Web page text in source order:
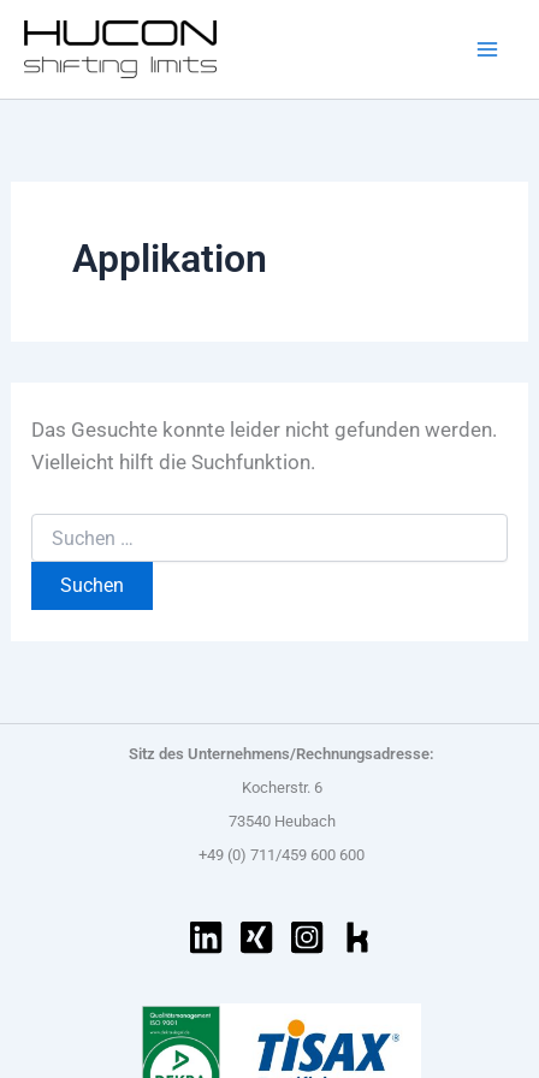
Zum
Inhalt
springen
Applikation
Das Gesuchte konnte leider nicht gefunden werden.
Vielleicht hilft die Suchfunktion.
nach:
Sitz des Unternehmens/Rechnungsadresse:
Kocherstr. 6
73540 Heubach
+49 (0) 711/459 600 600